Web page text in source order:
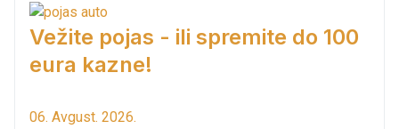
Vežite pojas - ili spremite do 100
eura kazne!
06. Avgust. 2026.